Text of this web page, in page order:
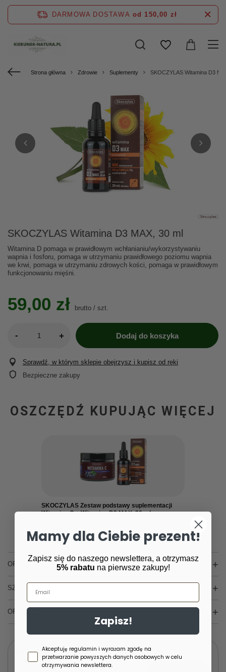
DARMOWA DOSTAWA od 150,00 zł
Strona główna Zdrowie Suplementy SKOCZYLAS Witamina D3
SKOCZYLAS Witamina D3 MAX, 30 ml
Witamina D pomaga w prawidłowym wchłanianiu/wykorzystywaniu
wapnia i fosforu, pomaga w utrzymaniu prawidłowego poziomu wapnia
we krwi, pomaga w utrzymaniu zdrowych kości, pomaga w prawidłowym
funkcjonowaniu mięśni.
59,00 zł brutto / szt.
- + Dodaj do koszyka
Sprawdź, w którym sklepie obejrzysz i kupisz od ręki
Bezpieczne zakupy
OSZCZĘDŹ KUPUJĄC WIĘCEJ
SKOCZYLAS Zestaw podstawy suplementacji
Witamina C + Witamina D3 MAX, 30 ml
OPIS
SZCZEGÓŁOWE DANE
OPINIE
Potrzebujesz pomocy? Masz pytania?
Zadaj pytanie a my odpowiemy niezwłocznie,
Mamy dla Ciebie prezent!
Zapisz się do naszego newslettera, a otrzymasz
5% rabatu na pierwsze zakupy!
Email
Zapisz!
Zgoda newsletter
Akceptuję regulamin i wyrażam zgodę na
przetwarzanie powyższych danych osobowych w celu
otrzymywania newslettera.